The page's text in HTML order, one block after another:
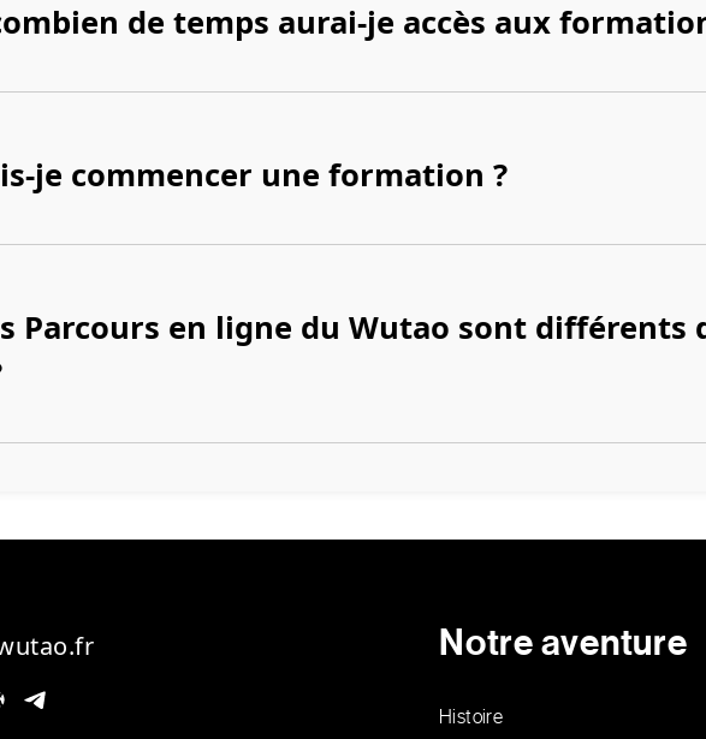
de temps aurai-je accès aux
je commencer une formation ?
Parcours en ligne du Wutao sont différents
Notre aventure
Histoire